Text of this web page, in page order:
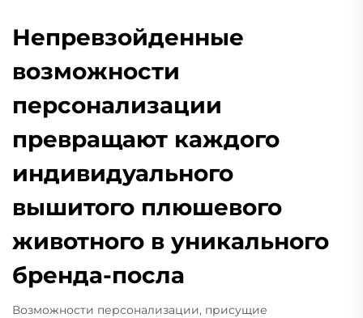
Непревзойденные
возможности
персонализации
превращают каждого
индивидуального
вышитого плюшевого
животного в уникального
бренда-посла
Возможности персонализации, присущие